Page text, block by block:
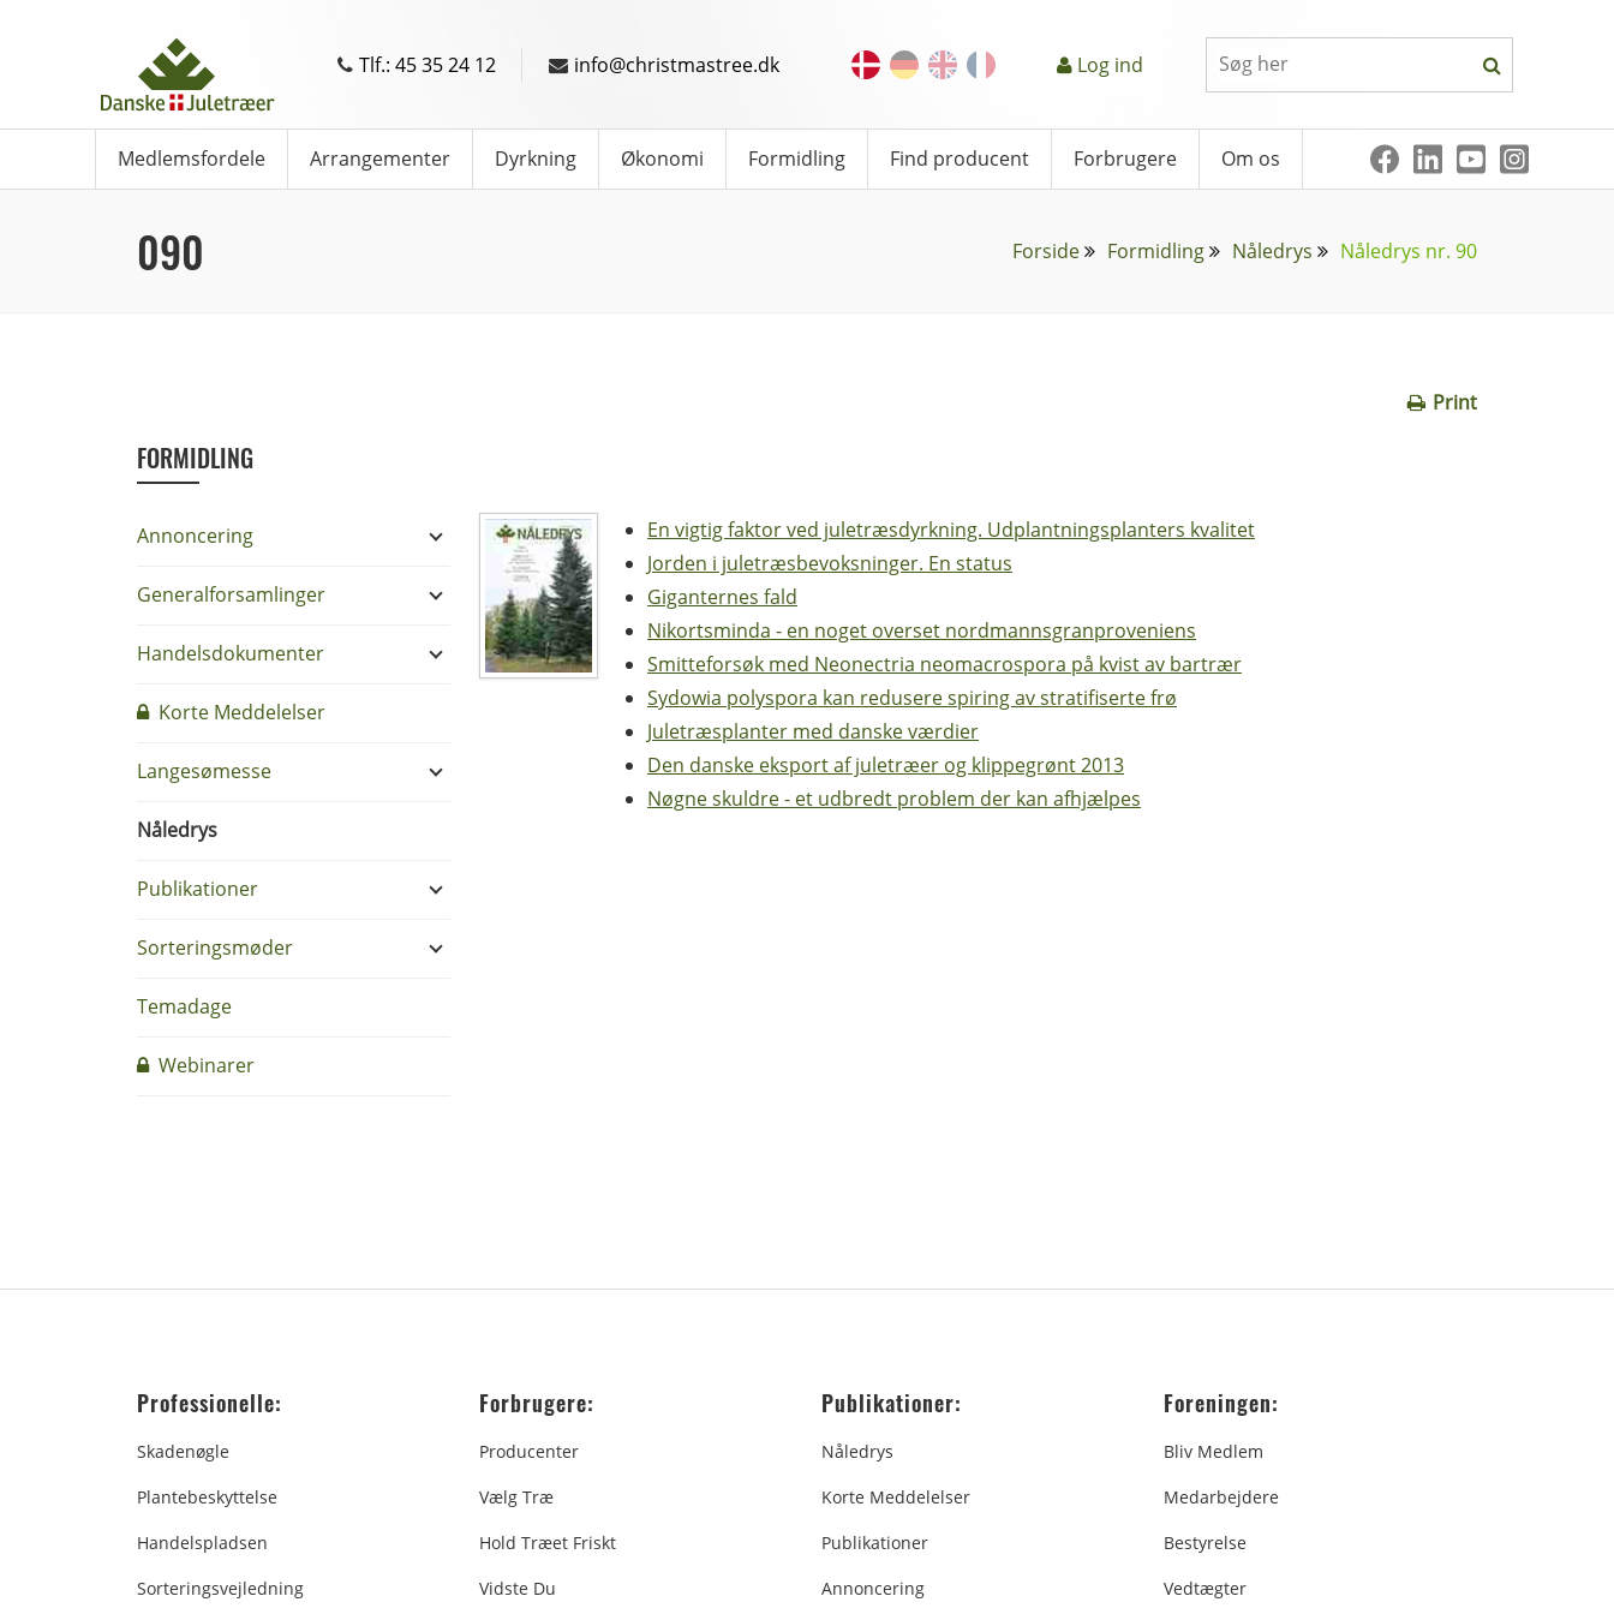
Tlf.: 45 35 24 12 info@christmastree.dk Log ind
Medlemsfordele Arrangementer Dyrkning Økonomi Formidling Find producent Forbrugere Om os
090 Forside Formidling Nåledrys Nåledrys nr. 90
Print
FORMIDLING
Annoncering
Generalforsamlinger
Handelsdokumenter
Korte Meddelelser
Langesømesse
Nåledrys
Publikationer
Sorteringsmøder
Temadage
Webinarer
En vigtig faktor ved juletræsdyrkning. Udplantningsplanters kvalitet
Jorden i juletræsbevoksninger. En status
Giganternes fald
Nikortsminda - en noget overset nordmannsgranproveniens
Smitteforsøk med Neonectria neomacrospora på kvist av bartrær
Sydowia polyspora kan redusere spiring av stratifiserte frø
Juletræsplanter med danske værdier
Den danske eksport af juletræer og klippegrønt 2013
Nøgne skuldre - et udbredt problem der kan afhjælpes
Professionelle:
Skadenøgle
Plantebeskyttelse
Handelspladsen
Sorteringsvejledning
Forbrugere:
Producenter
Vælg Træ
Hold Træet Friskt
Vidste Du
Publikationer:
Nåledrys
Korte Meddelelser
Publikationer
Annoncering
Foreningen:
Bliv Medlem
Medarbejdere
Bestyrelse
Vedtægter